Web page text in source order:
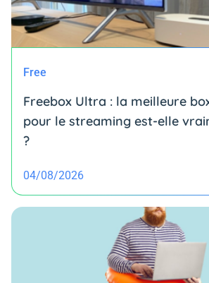
Free
Freebox Ultra : la meilleure
pour le streaming est-elle
?
04/08/2026